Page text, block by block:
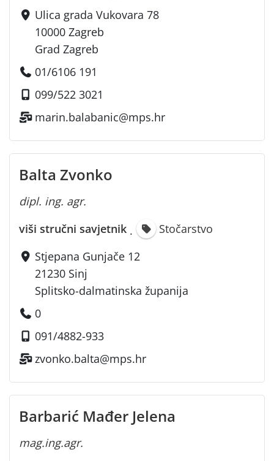
Ulica grada Vukovara 78
10000 Zagreb
Grad Zagreb
01/6106 191
099/522 3021
marin.balabanic@mps.hr
Balta Zvonko
dipl. ing. agr.
viši stručni savjetnik ·
Stočarstvo
Stjepana Gunjače 12
21230 Sinj
Splitsko-dalmatinska županija
0
091/4882-933
zvonko.balta@mps.hr
Barbarić Mađer Jelena
mag.ing.agr.